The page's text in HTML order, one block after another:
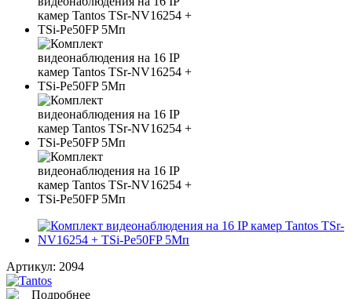
Артикул: 2094
Подробнее